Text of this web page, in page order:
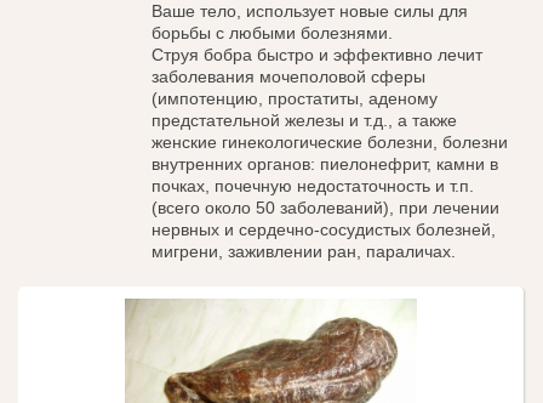
Ваше тело, использует новые силы для
борьбы с любыми болезнями.
Струя бобра быстро и эффективно лечит
заболевания мочеполовой сферы
(импотенцию, простатиты, аденому
предстательной железы и т.д., а также
женские гинекологические болезни, болезни
внутренних органов: пиелонефрит, камни в
почках, почечную недостаточность и т.п.
(всего около 50 заболеваний), при лечении
нервных и сердечно-сосудистых болезней,
мигрени, заживлении ран, параличах.